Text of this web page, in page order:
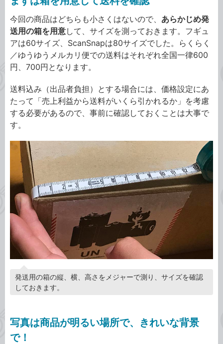
今回の商品はどちらも小さくはないので、 あらかじめ発
送用の箱を用意して、サイズを測っておきます。フギュ
アは60サイズ、ScanSnapは80サイズでした。らくらく
／ゆうゆうメルカリ便での送料はそれぞれ全国一律600
円、700円となります。
送料込み（出品者負担）とする場合には、価格設定にあ
たって「売上利益から送料がいくら引かれるか」を考慮
する必要があるので、事前に確認しておくことは大事で
す。
発送用の箱の縦、横、高さをメジャーで測り、サイズを確認
しておきます。
写真は商品が明るい場所で、きれいな背景
で！